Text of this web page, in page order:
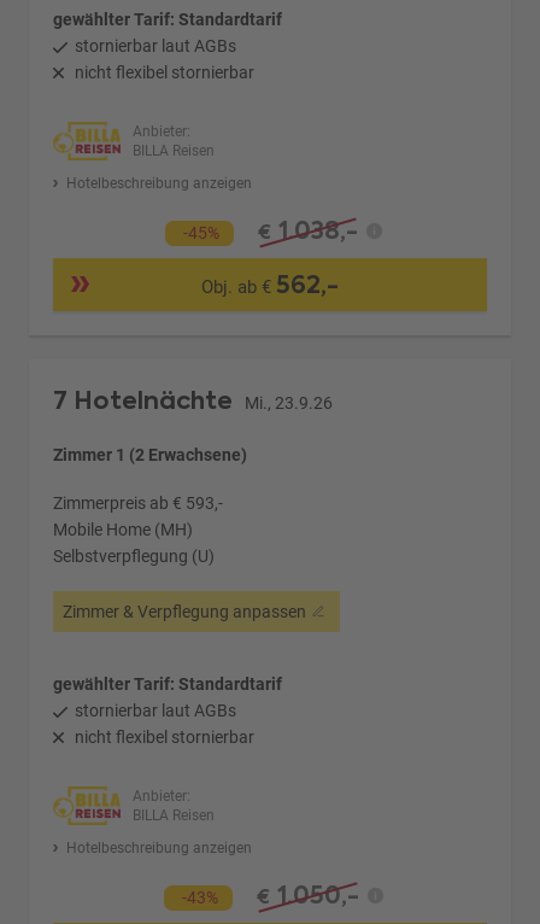
gewählter Tarif: Standardtarif
stornierbar laut AGBs
nicht flexibel stornierbar
Anbieter:
BILLA Reisen
Hotelbeschreibung anzeigen
-45% € 1.038,-
Obj. ab € 562,-
7 Hotelnächte Mi., 23.9.26
Zimmer 1 (2 Erwachsene)
Zimmerpreis ab € 593,-
Mobile Home (MH)
Selbstverpflegung (U)
Zimmer & Verpflegung anpassen
gewählter Tarif: Standardtarif
stornierbar laut AGBs
nicht flexibel stornierbar
Anbieter:
BILLA Reisen
Hotelbeschreibung anzeigen
-43% € 1.050,-